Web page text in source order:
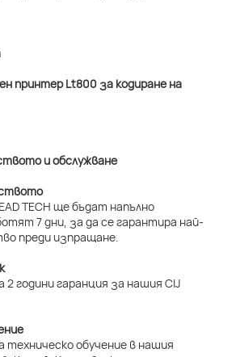
и обслужване
TECH ще бъдат напълно
7 дни, за да се гарантира най-
преди изпращане.
2 години гаранция за нашия CIJ
техническо обучение в нашия